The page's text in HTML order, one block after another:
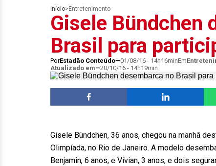
Início> Entretenimento
Gisele Bündchen
Brasil para
PorEstadão Conteúdo 01/08/16 - 14h16minEm
Atualizado em
20/10/16 - 14h19min
Gisele Bündchen, 36 anos, chegou na manhã
Olimpíada, no Rio de Janeiro. A modelo
Benjamin, 6 anos, e Vívian, 3 anos, e dois